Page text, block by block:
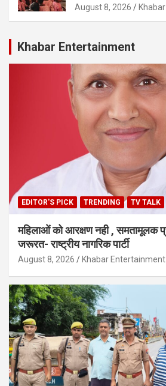
August 8, 2026
Khabar Entertainment
EDITOR'S PICK TRENDING TV TALK
महिलाओं को आरक्षण नही , समतामूलक
जरूरत- राष्ट्रीय नागरिक पार्टी
August 8, 2026 Khabar Entertainment